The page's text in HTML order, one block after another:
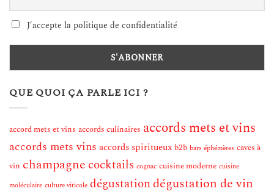
J'accepte la politique de confidentialité
QUE QUOI ÇA PARLE ICI ?
accord mets et vins accords culinaires accords mets et vins
accords mets vins accords spiritueux b2b bars éphémères caves à
vin champagne cocktails cognac cuisine moderne cuisine
moléculaire culture viticole dégustationdégustation de vin